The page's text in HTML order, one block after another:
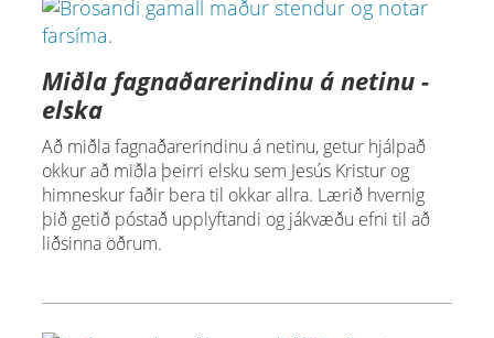
Miðla fagnaðarerindinu á netinu -
elska
Að miðla fagnaðarerindinu á netinu, getur hjálpað
okkur að miðla þeirri elsku sem Jesús Kristur og
himneskur faðir bera til okkar allra. Lærið hvernig
þið getið póstað upplyftandi og jákvæðu efni til að
liðsinna öðrum.